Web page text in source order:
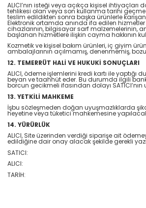
ALICI’nın isteği veya açıkça kişisel
tehlikesi olan veya son kullanma tarihi geçme
teslim edildikten sonra başka ürünlerle
Elektronik ortamda anında ifa edilen
cihazlarının, bilgisayar sarf malzemelerinin,
başlanan hizmetlere ilişkin cayma hakkının
Kozmetik ve kişisel bakım ürünleri, iç giyim
ambalajlarının açılmamış, denenmemiş,
12. TEMERRÜT HALİ VE HUKUKİ SONUÇLARI
ALICI, ödeme işlemlerini kredi kartı ile
beyan ve taahhüt eder. Bu durumda ilgili
borcun gecikmeli ifasından dolayı
13. YETKİLİ MAHKEME
İşbu sözleşmeden doğan uyuşmazlıklarda
heyetine veya tüketici mahkemesine
14. YÜRÜRLÜK
ALICI, Site üzerinden verdiği siparişe ait
edildiğine dair onay alacak şekilde gerekli
SATICI:
ALICI:
TARİH: